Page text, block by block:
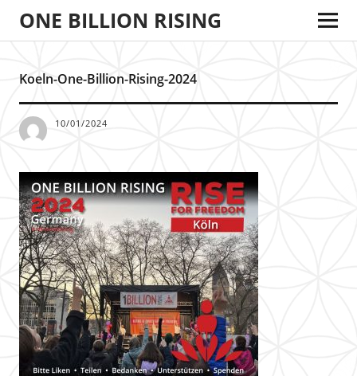
ONE BILLION RISING
Koeln-One-Billion-Rising-2024
10/01/2024